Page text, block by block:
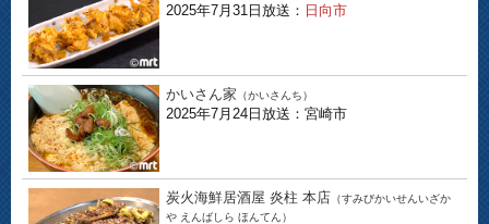
2025年7月31日放送： 日向市
かいさん家 （かいさんち）
2025年7月24日放送：宮崎市
炭火海鮮居酒屋 炎柱 本店 （すみびかいせんいざか
や えんばしら ほんてん）